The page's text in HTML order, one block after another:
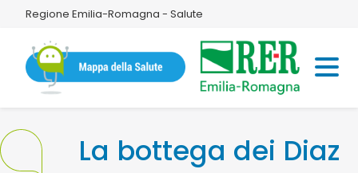
Regione Emilia-Romagna - Salute
La bottega dei Diaz